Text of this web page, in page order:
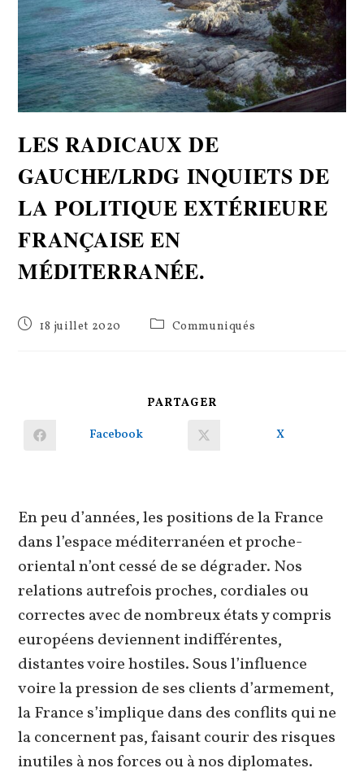
LES RADICAUX DE
GAUCHE/LRDG INQUIETS DE
LA POLITIQUE EXTÉRIEURE
FRANÇAISE EN
MÉDITERRANÉE.
Publication
publiée :
18 juillet 2020
PostCommuniqués
PARTAGER
Ouvrir
Facebook Ouvrir
X
En peu d’années, les positions de la France
dans l’espace méditerranéen et proche-
oriental n’ont cessé de se dégrader. Nos
relations autrefois proches, cordiales ou
correctes avec de nombreux états y compris
européens deviennent indifférentes,
distantes voire hostiles. Sous l’influence
voire la pression de ses clients d’armement,
la France s’implique dans des conflits qui ne
la concernent pas, faisant courir des risques
inutiles à nos forces ou à nos diplomates.